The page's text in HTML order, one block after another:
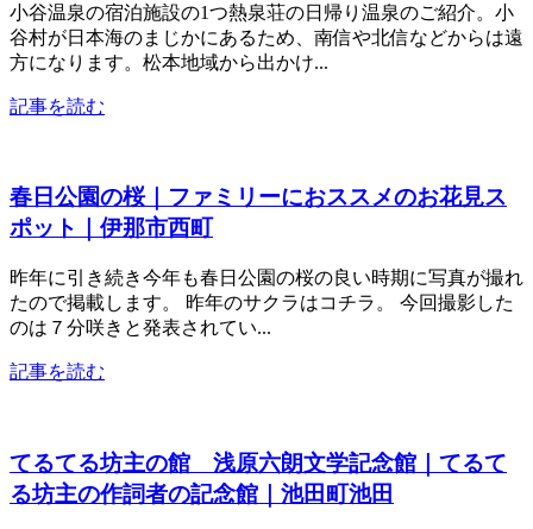
小谷温泉の宿泊施設の1つ熱泉荘の日帰り温泉のご紹介。小
谷村が日本海のまじかにあるため、南信や北信などからは遠
方になります。松本地域から出かけ...
記事を読む
春日公園の桜｜ファミリーにおススメのお花見ス
ポット｜伊那市西町
昨年に引き続き今年も春日公園の桜の良い時期に写真が撮れ
たので掲載します。 昨年のサクラはコチラ。 今回撮影した
のは７分咲きと発表されてい...
記事を読む
てるてる坊主の館 浅原六朗文学記念館｜てるて
る坊主の作詞者の記念館｜池田町池田